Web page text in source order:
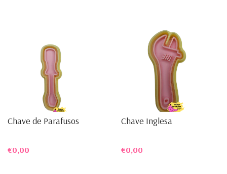
Chave de Parafusos
€0,00
Chave Inglesa
€0,00